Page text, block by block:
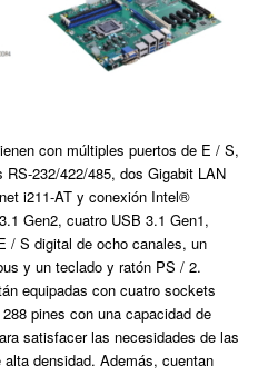
con múltiples puertos de E / S,
232/422/485, dos Gigabit LAN
i211-AT y conexión Intel®
Gen2, cuatro USB 3.1 Gen1,
/ S digital de ocho canales, un
y un teclado y ratón PS / 2.
equipadas con cuatro sockets
pines con una capacidad de
satisfacer las necesidades de las
densidad. Además, cuentan